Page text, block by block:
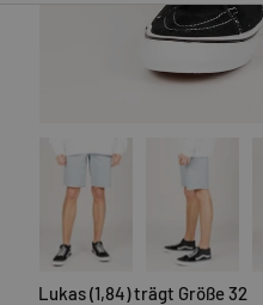
Lukas (1,84) trägt Größe 32